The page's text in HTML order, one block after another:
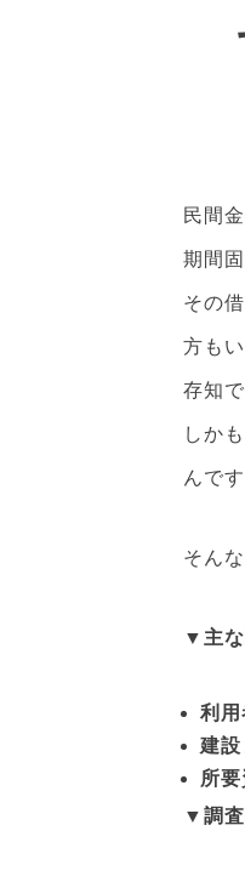
民間
期間
その
方も
存知
しか
んです
そん
▼主
利用
建設
所
▼調